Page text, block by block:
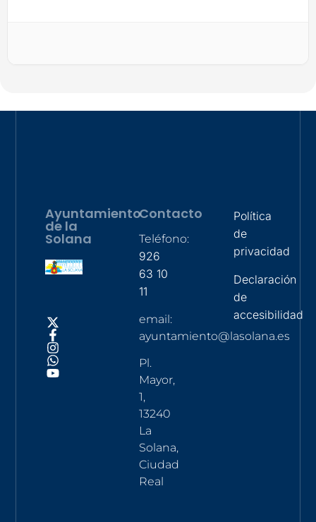
Ayuntamiento
de la
Solana
Contacto
Teléfono:
926
63 10
11
email:
ayuntamiento@lasolana.es
Pl.
Mayor,
1,
13240
La
Solana,
Ciudad
Real
Política
de
privacidad
Declaración
de
accesibilidad